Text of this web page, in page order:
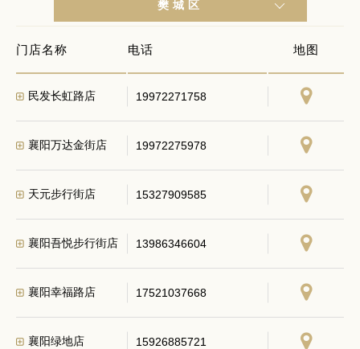
樊城区
门店名称 电话 地图
民发长虹路店 19972271758
襄阳万达金街店 19972275978
天元步行街店 15327909585
襄阳吾悦步行街店 13986346604
襄阳幸福路店 17521037668
襄阳绿地店 15926885721